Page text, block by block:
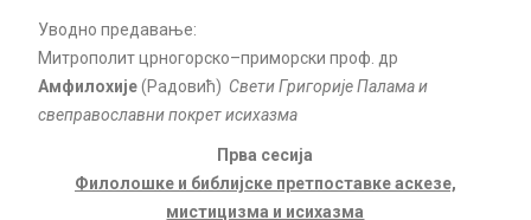
Уводно предавање:
Митрополит црногорско–приморски проф. др
Амфилохије(Радовић) Свети Григорије Палама и
свеправославни покрет исихазма
Прва сесија
Филолошке и библијске претпоставке аскезе,
мистицизма и исихазма